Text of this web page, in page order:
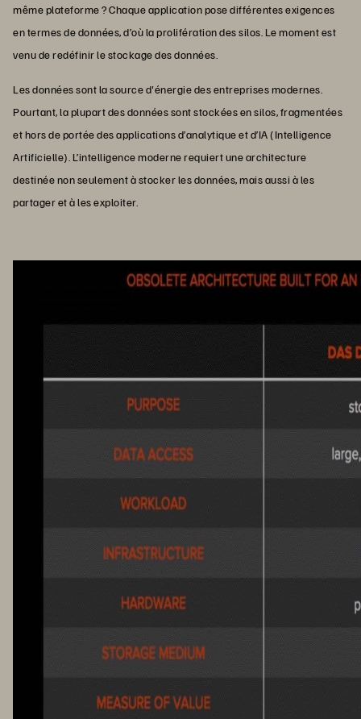
même plateforme ? Chaque application pose différentes exigences
en termes de données, d’où la prolifération des silos. Le moment est
venu de redéfinir le stockage des données.
Les données sont la source d'énergie des entreprises modernes.
Pourtant, la plupart des données sont stockées en silos, fragmentées
et hors de portée des applications d’analytique et d’IA (Intelligence
Artificielle). L’intelligence moderne requiert une architecture
destinée non seulement à stocker les données, mais aussi à les
partager et à les exploiter.